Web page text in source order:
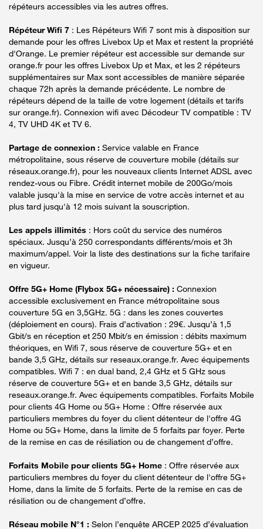
répéteurs accessibles via les autres offres.
Répéteur Wifi 7 : Les Répéteurs Wifi 7 sont mis à disposition sur
demande pour les offres Livebox Up et Max et restent la propriété
d'Orange. Le premier répéteur est accessible sur demande sur
orange.fr pour les offres Livebox Up et Max, et les 2 répéteurs
supplémentaires sur Max sont accessibles de manière séparée
chaque 72h après la demande précédente. Le nombre de
répéteurs dépend de la taille de votre logement (détails et tarifs
sur orange.fr). Connexion wifi avec Décodeur TV compatible : TV
4, TV UHD 4K et TV 6.
Partage de connexion : Service valable en France
métropolitaine, sous réserve de couverture mobile (détails sur
réseaux.orange.fr), pour les nouveaux clients Internet ADSL avec
rendez-vous ou Fibre. Crédit internet mobile de 200Go/mois
valable jusqu'à la mise en service de votre accès internet et au
plus tard jusqu'à 12 mois suivant la souscription.
Les appels illimités : Hors coût du service des numéros
spéciaux. Jusqu’à 250 correspondants différents/mois et 3h
maximum/appel. Voir la liste des destinations sur la fiche tarifaire
en vigueur.
Offre 5G+ Home (Flybox 5G+ nécessaire) : Connexion
accessible exclusivement en France métropolitaine sous
couverture 5G en 3,5GHz. 5G : dans les zones couvertes
(déploiement en cours). Frais d’activation : 29€. Jusqu’à 1,5
Gbit/s en réception et 250 Mbit/s en émission : débits maximum
théoriques, en Wifi 7, sous réserve de couverture 5G+ et en
bande 3,5 GHz, détails sur reseaux.orange.fr. Avec équipements
compatibles. Wifi 7 : en dual band, 2,4 GHz et 5 GHz sous
réserve de couverture 5G+ et en bande 3,5 GHz, détails sur
reseaux.orange.fr. Avec équipements compatibles. Forfaits Mobile
pour clients 4G Home ou 5G+ Home : Offre réservée aux
particuliers membres du foyer du client détenteur de l'offre 4G
Home ou 5G+ Home, dans la limite de 5 forfaits par foyer. Perte
de la remise en cas de résiliation ou de changement d’offre.
Forfaits Mobile pour clients 5G+ Home : Offre réservée aux
particuliers membres du foyer du client détenteur de l'offre 5G+
Home, dans la limite de 5 forfaits. Perte de la remise en cas de
résiliation ou de changement d’offre.
Réseau mobile N°1 : Selon l’enquête ARCEP 2025 d’évaluation